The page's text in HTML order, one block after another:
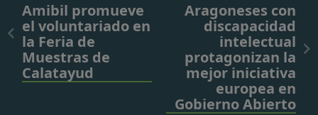
Amibil promueve
el voluntariado en
la Feria de
Muestras de
Calatayud
Aragoneses con
discapacidad
intelectual
protagonizan la
mejor iniciativa
europea en
Gobierno Abierto